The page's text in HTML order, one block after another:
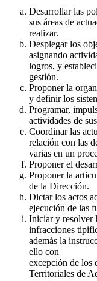
Desarrollar las
sus áreas de
realizar.
Desplegar los
asignando
logros, y
gestión.
Proponer la
y definir los
Programar,
actividades de
Coordinar las
relación con las
varias en un
Proponer el
Proponer la
de la Dirección.
Dictar los actos
ejecución de las
Iniciar y resolver
infracciones
además la
ello con
excepción de los
Territoriales de